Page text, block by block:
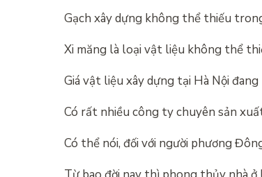
Gạch xây dựng không thể thiếu
Xi măng là loại vật liệu không thể
Giá vật liệu xây dựng tại Hà Nội
Có rất nhiều công ty chuyên sản
Có thể nói, đối với người phương